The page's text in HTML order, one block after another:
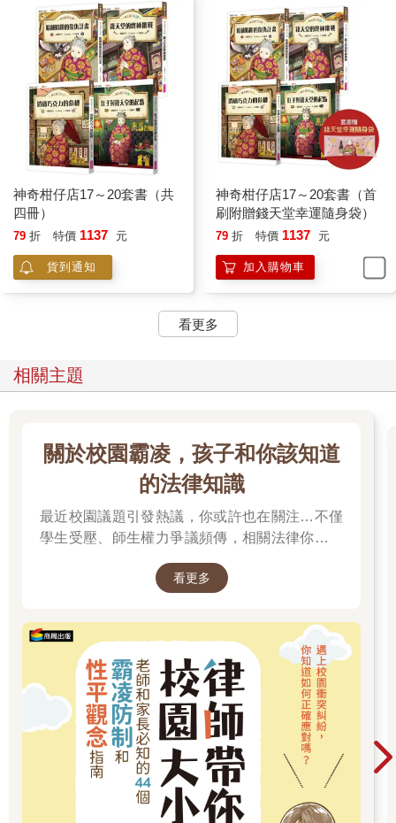
神奇柑仔店17～20套書（共
四冊）
79 折 特價 1137 元
貨到通知
神奇柑仔店17～20套書（首
刷附贈錢天堂幸運隨身袋）
79 折 特價 1137 元
加入購物車
看更多
相關主題
關於校園霸凌，孩子和你該知道
的法律知識
最近校園議題引發熱議，你或許也在關注…不僅
學生受壓、師生權力爭議頻傳，相關法律你有了
看更多